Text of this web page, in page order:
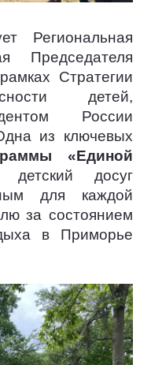
Региональная
Председателя
Стратегии
детей,
России
из ключевых
«Единой
досуг
для каждой
за состоянием
в Приморье